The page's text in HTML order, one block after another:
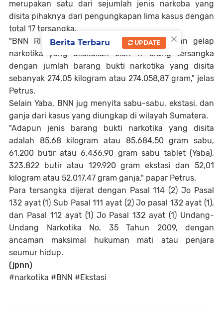
merupakan satu dari sejumlah jenis narkoba yang
disita pihaknya dari pengungkapan lima kasus dengan
total 17 tersangka.
"BNN RI mengungkap lima kasus peredaran gelap
narkotika yang dilakukan oleh 17 orang tersangka
dengan jumlah barang bukti narkotika yang disita
sebanyak 274,05 kilogram atau 274.058,87 gram," jelas
Petrus.
Selain Yaba, BNN jug menyita sabu-sabu, ekstasi, dan
ganja dari kasus yang diungkap di wilayah Sumatera.
"Adapun jenis barang bukti narkotika yang disita
adalah 85,68 kilogram atau 85.684,50 gram sabu,
61.200 butir atau 6.436,90 gram sabu tablet (Yaba),
323.822 butir atau 129.920 gram ekstasi dan 52,01
kilogram atau 52.017,47 gram ganja," papar Petrus.
Para tersangka dijerat dengan Pasal 114 (2) Jo Pasal
132 ayat (1) Sub Pasal 111 ayat (2) Jo pasal 132 ayat (1),
dan Pasal 112 ayat (1) Jo Pasal 132 ayat (1) Undang-
Undang Narkotika No. 35 Tahun 2009, dengan
ancaman maksimal hukuman mati atau penjara
seumur hidup.
(jpnn)
#narkotika #BNN #Ekstasi
×
Berita Terbaru UPDATE